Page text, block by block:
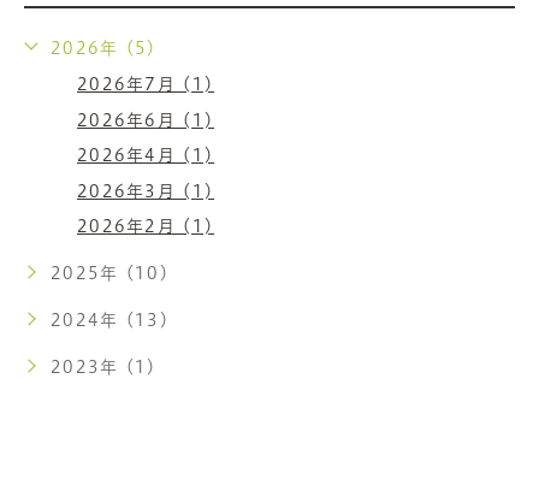
2026年 (5)
2026年7月 (1)
2026年6月 (1)
2026年4月 (1)
2026年3月 (1)
2026年2月 (1)
2025年 (10)
2024年 (13)
2023年 (1)